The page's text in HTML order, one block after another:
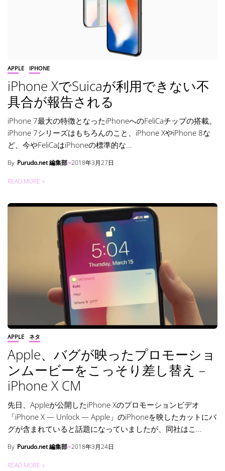
APPLE IPHONE
iPhone XでSuicaが利用できない不
具合が報告される
iPhone 7最大の特徴となったiPhoneへのFeliCaチップの搭載。
iPhone 7シリーズはもちろんのこと、iPhone XやiPhone 8な
ど、今やFeliCaはiPhoneの標準的な...
By Purudo.net 編集部 2018年3月27日
READ MORE
APPLE ネタ
Apple、バグが映ったプロモーショ
ンムービーをこっそり差し替え –
iPhone X CM
先日、Appleが公開したiPhone Xのプロモーションビデオ
「iPhone X — Unlock — Apple」のiPhoneを映したカットにバ
グが含まれていると話題になっていましたが、同社はこ...
By Purudo.net 編集部 2018年3月24日
READ MORE